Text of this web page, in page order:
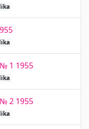
1 1955
2 1955